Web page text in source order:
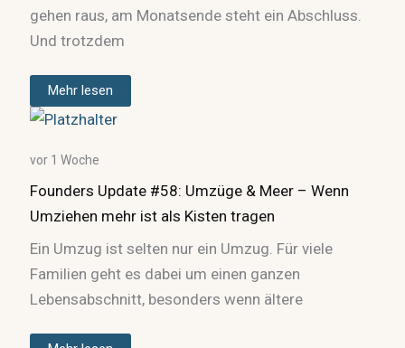
gehen raus, am Monatsende steht ein Abschluss.
Und trotzdem
Mehr lesen
vor 1 Woche
Founders Update #58: Umzüge & Meer – Wenn
Umziehen mehr ist als Kisten tragen
Ein Umzug ist selten nur ein Umzug. Für viele
Familien geht es dabei um einen ganzen
Lebensabschnitt, besonders wenn ältere